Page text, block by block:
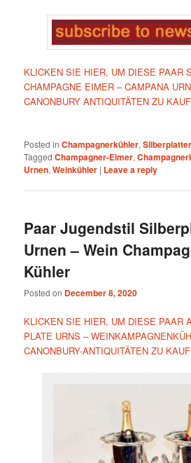
KLICKEN SIE HIER, UM DIESE PAAR
CHAMPAGNE EIMER – CAMPANA
CANONBURY ANTIQUITÄTEN ZU
Posted in Champagnerkühler,
Tagged Champagner-Eimer,
Urnen,Weinkühler | Leave a reply
Paar Jugendstil
Urnen – Wein
Kühler
Posted on December 8, 2020
KLICKEN SIE HIER, UM DIESE PAAR
PLATE URNS –
CANONBURY-ANTIQUITÄTEN ZU